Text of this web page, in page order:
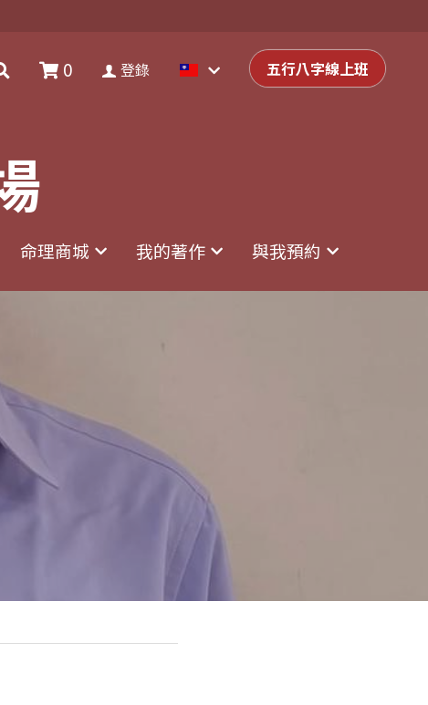
命理商城 我的著作 與我預約
0 登錄 五行八字線上班
命理商城 我的著作 與我預約
0 登錄 五行八字線上班